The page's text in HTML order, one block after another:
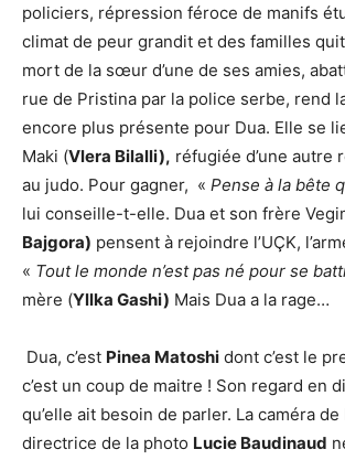
policiers, répression féroce de manifs
climat de peur grandit et des familles
mort de la sœur d’une de ses amies,
rue de Pristina par la police serbe, rend
encore plus présente pour Dua. Elle se
Maki (Vlera Bilalli), réfugiée d’une autre
au judo. Pour gagner, « Pense à la bête
lui conseille-t-elle. Dua et son frère
Bajgora) pensent à rejoindre l’UÇK,
« Tout le monde n’est pas né pour se
mère (Yllka Gashi) Mais Dua a la rage…
Dua, c’est Pinea Matoshi dont c’est le
c’est un coup de maitre ! Son regard en
qu’elle ait besoin de parler. La caméra
directrice de la photo Lucie Baudinaud